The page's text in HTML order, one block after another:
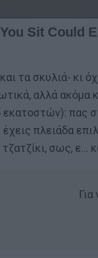
τα σκυλιά- κι
αλλά ακόμα
εκατοστών): πας
έχεις πλειάδα
τζατζίκι, σως,